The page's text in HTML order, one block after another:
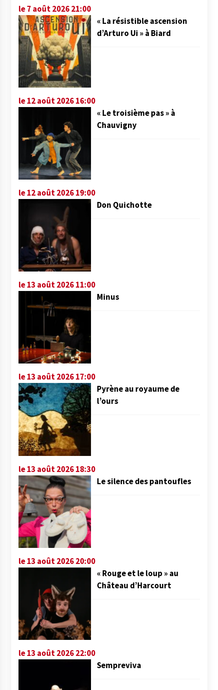
le 7 août 2026 21:00
« La résistible ascension
d’Arturo Ui » à Biard
le 12 août 2026 16:00
« Le troisième pas » à
Chauvigny
le 12 août 2026 19:00
Don Quichotte
le 13 août 2026 11:00
Minus
le 13 août 2026 17:00
Pyrène au royaume de
l’ours
le 13 août 2026 18:30
Le silence des pantoufles
le 13 août 2026 20:00
« Rouge et le loup » au
Château d’Harcourt
le 13 août 2026 22:00
Sempreviva